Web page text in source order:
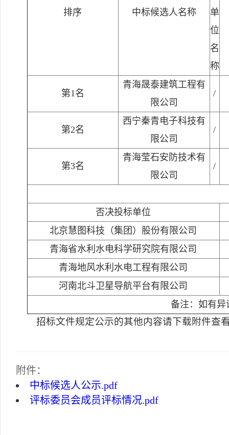
排序 中标候选人名称
单
位
名
称
第1名
青海晟泰建筑工程有
限公司
/
第2名
西宁秦青电子科技有
限公司
/
第3名
青海莹石安防技术有
限公司
/
否决投标单位
北京慧图科技（集团）股份有限公司
青海省水利水电科学研究院有限公司
青海地风水利水电工程有限公司
河南北斗卫星导航平台有限公司
备注：如有异
招标文件规定公示的其他内容请下载附件查
附件：
中标候选人公示.pdf
评标委员会成员评标情况.pdf